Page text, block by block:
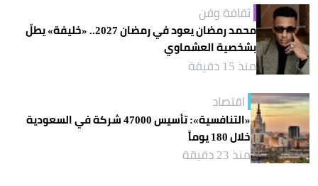
ثقافة وفن
محمد رمضان يعود في رمضان 2027.. «خليفة» يطلّ
بشخصية العشماوي
منذ 15 دقيقة
اقتصاد
«التنافسية»: تأسيس 47000 شركة في السعودية
خلال 180 يوماً
منذ 23 دقيقة